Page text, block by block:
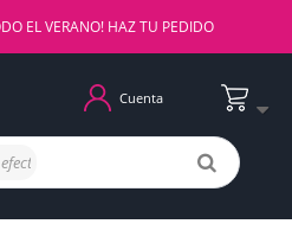
EL VERANO! HAZ TU PEDIDO
Cuenta